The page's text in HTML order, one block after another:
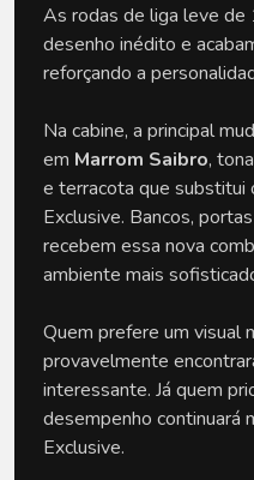
As rodas de liga leve
desenho inédito e
reforçando a
Na cabine, a principal
em Marrom Saibro,
e terracota que substitui
Exclusive. Bancos,
recebem essa nova
ambiente mais
Quem prefere um visual
provavelmente
interessante. Já quem
desempenho continuará
Exclusive.